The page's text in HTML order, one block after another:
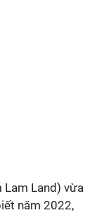
Lam Land) vừa
năm 2022,